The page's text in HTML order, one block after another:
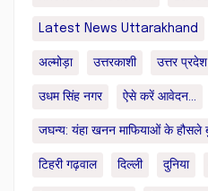
Latest News Uttarakhand
अल्मोड़ा उत्तरकाशी उत्तर प्रदेश
उधम सिंह नगर ऐसे करें आवेदन...
जघन्य: यंहा खनन माफियाओं के हौसले
टिहरी गढ़वाल दिल्ली दुनिया